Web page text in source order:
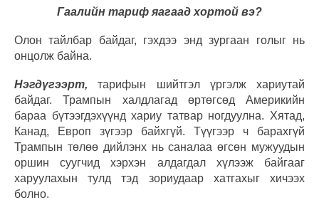
Гаалийн тариф яагаад хортой вэ?
Олон тайлбар байдаг, гэхдээ энд зургаан голыг нь
онцолж байна.
Нэгдүгээрт,тарифын шийтгэл үргэлж хариутай
байдаг. Трампын халдлагад өртөгсөд Америкийн
бараа бүтээгдэхүүнд хариу татвар ногдуулна. Хятад,
Канад, Европ зүгээр байхгүй. Түүгээр ч барахгүй
Трампын төлөө дийлэнх нь саналаа өгсөн мужуудын
оршин суугчид хэрхэн алдагдал хүлээж байгааг
харуулахын тулд тэд зориудаар хатгахыг хичээх
болно.